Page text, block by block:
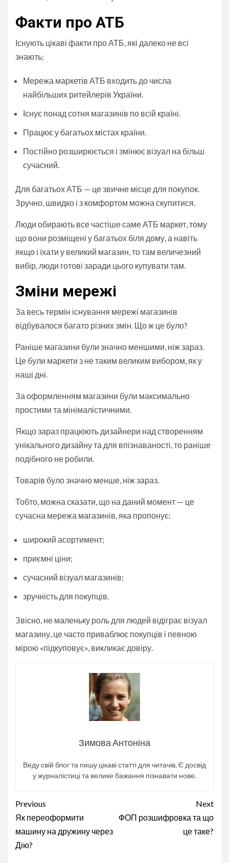
Факти про АТБ
Існують цікаві факти про АТБ, які далеко не всі
знають:
Мережа маркетів АТБ входить до числа
найбільших ритейлерів України.
Існує понад сотня магазинів по всій країні.
Працює у багатьох містах країни.
Постійно розширюється і змінює візуал на більш
сучасний.
Для багатьох АТБ — це звичне місце для покупок.
Зручно, швидко і з комфортом можна скупитися.
Люди обирають все частіше саме АТБ маркет, тому
що вони розміщені у багатьох біля дому, а навіть
якщо і їхати у великий магазин, то там величезний
вибір, люди готові заради цього купувати там.
Зміни мережі
За весь термін існування мережі магазинів
відбувалося багато різних змін. Що ж це було?
Раніше магазини були значно меншими, ніж зараз.
Це були маркети з не таким великим вибором, як у
наші дні.
За оформленням магазини були максимально
простими та мінімалістичними.
Якщо зараз працюють дизайнери над створенням
унікального дизайну та для впізнаваності, то раніше
подібного не робили.
Товарів було значно менше, ніж зараз.
Тобто, можна сказати, що на даний момент — це
сучасна мережа магазинів, яка пропонує:
широкий асортимент;
приємні ціни;
сучасний візуал магазинів;
зручність для покупців.
Звісно, не маленьку роль для людей відіграє візуал
магазину, це часто приваблює покупців і певною
мірою «підкуповує», викликає довіру.
Зимова Антоніна
Веду свій блог та пишу цікаві статті для читачів. Є досвід
у журналістиці та велике бажання пізнавати нове.
Continue
Reading
Previous
Як переоформити
машину на дружину через
Дію?
Next
ФОП розшифровка та що
це таке?